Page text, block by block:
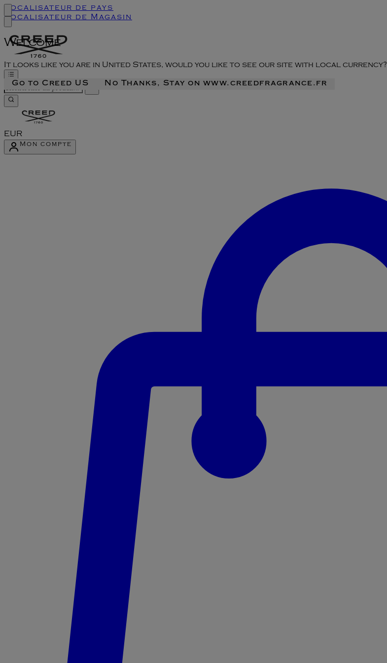
Welcome
It looks like you are in United States, would you like to see our site with local currency?
Go to Creed US No Thanks, Stay on www.creedfragrance.fr
Localisateur de pays
Localisateur de Magasin
EUR
Mon compte